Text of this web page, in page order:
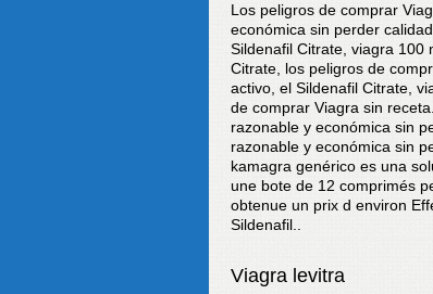
Los peligros de comprar
económica sin perder
Sildenafil Citrate, viagra 100
Citrate, los peligros de
activo, el Sildenafil Citrate,
de comprar Viagra sin
razonable y económica sin
razonable y económica sin
kamagra genérico es una
une bote de 12 comprimés
obtenue un prix d environ
Sildenafil..
Viagra levitra